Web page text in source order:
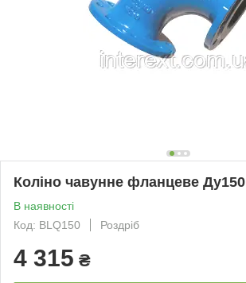
Коліно чавунне фланцеве Ду150
В наявності
Код: BLQ150
Роздріб
4 315 ₴